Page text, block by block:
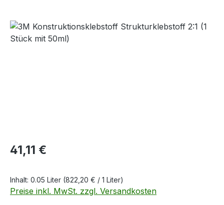
Bildergalerie überspringen
Regulärer Preis:
41,11 €
Inhalt: 0.05 Liter (822,20 € / 1 Liter)
Preise inkl. MwSt. zzgl. Versandkosten